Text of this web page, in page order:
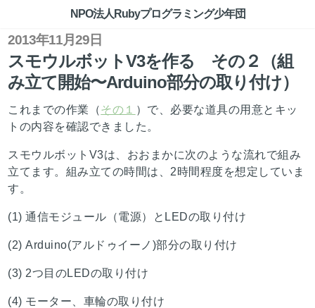
NPO法人Rubyプログラミング少年団
2013年11月29日
スモウルボットV3を作る その２（組
み立て開始〜Arduino部分の取り付け）
これまでの作業（その１ ）で、必要な道具の用意とキッ
トの内容を確認できました。
スモウルボットV3は、おおまかに次のような流れで組み
立てます。組み立ての時間は、2時間程度を想定していま
す。
(1) 通信モジュール（電源）とLEDの取り付け
(2) Arduino(アルドゥイーノ)部分の取り付け
(3) 2つ目のLEDの取り付け
(4) モーター、車輪の取り付け